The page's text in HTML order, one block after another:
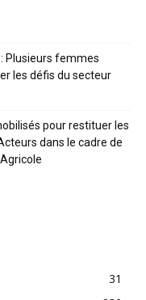
Plusieurs femmes
les défis du secteur
pour restituer les
dans le cadre de
31